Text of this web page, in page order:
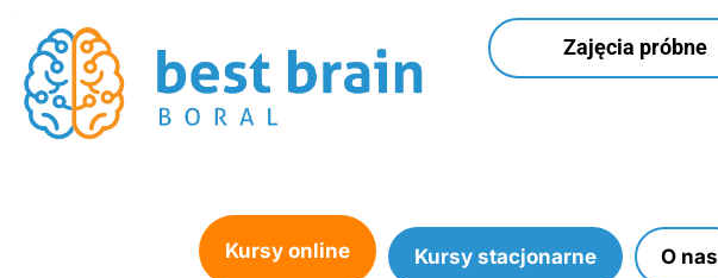
content
Zajęcia próbne
Kursy online Kursy stacjonarne O nas